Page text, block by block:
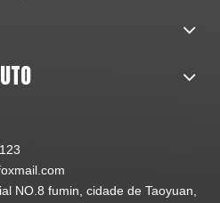
NO.8 fumin, cidade de Taoyuan,